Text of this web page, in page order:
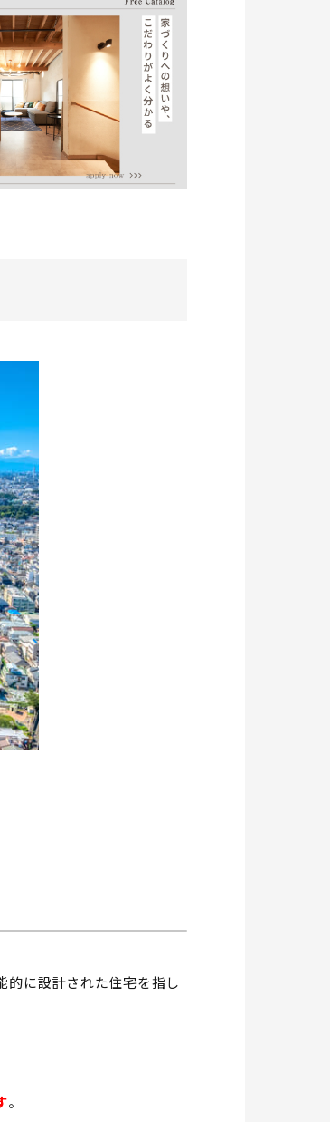
的に設計された住宅を指し
。